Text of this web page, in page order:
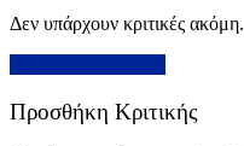
Δεν υπάρχουν κριτικές ακόμη.
Προσθήκη Κριτικής